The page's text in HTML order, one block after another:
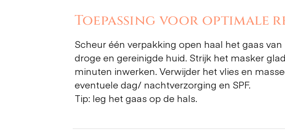
Toepassing voor optimale
Scheur één verpakking open haal het gaas
droge en gereinigde huid. Strijk het masker
minuten inwerken. Verwijder het vlies en
eventuele dag/ nachtverzorging en SPF.
Tip: leg het gaas op de hals.